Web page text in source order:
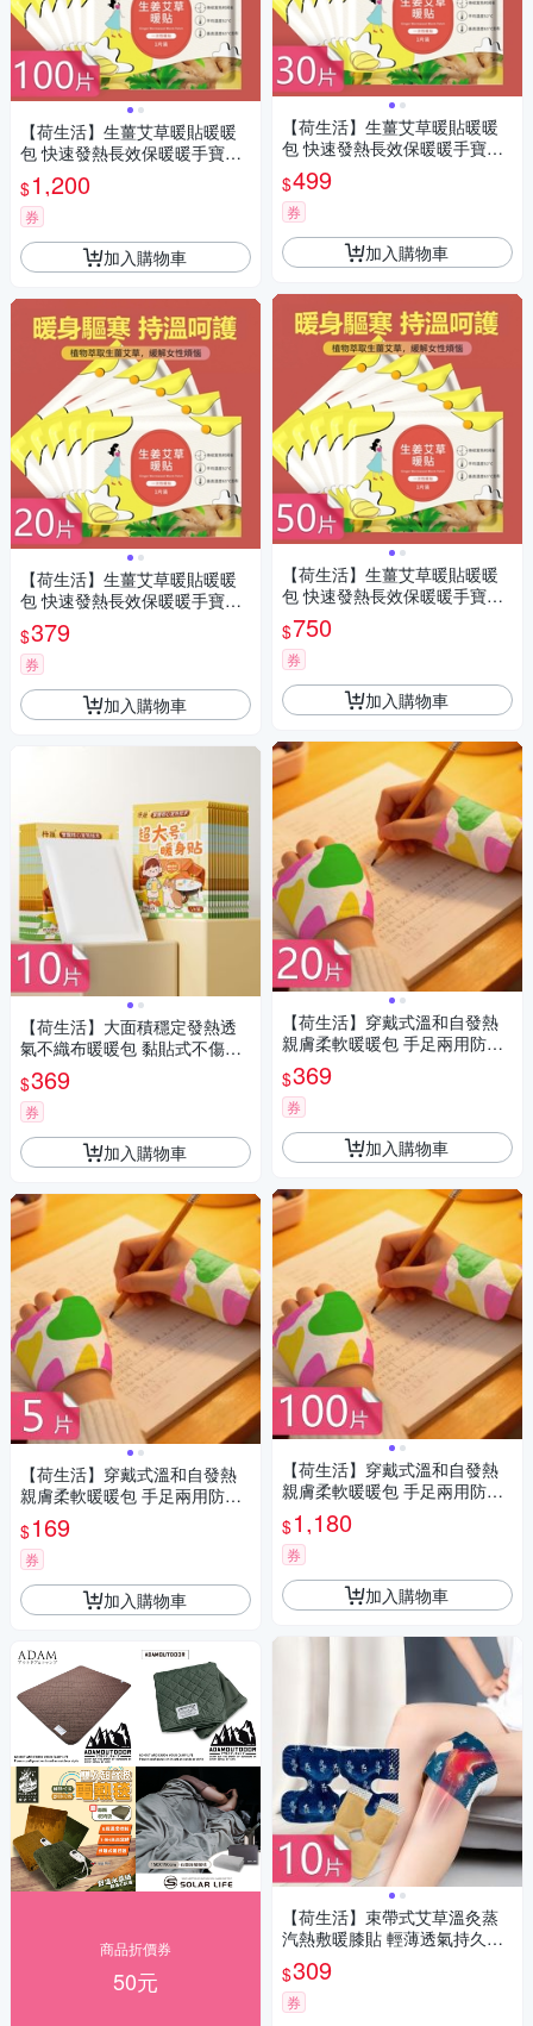
【荷生活】生薑艾草暖貼暖暖
包 快速發熱長效保暖暖手寶暖
宮貼-100片
$1,200
券
加入購物車
【荷生活】生薑艾草暖貼暖暖
包 快速發熱長效保暖暖手寶暖
宮貼-20片
$379
券
加入購物車
【荷生活】大面積穩定發熱透
氣不織布暖暖包 黏貼式不傷衣
快速升溫暖身貼-10片組
$369
券
加入購物車
【荷生活】穿戴式溫和自發熱
親膚柔軟暖暖包 手足兩用防寒
保暖便攜暖手貼-5片組
$169
券
加入購物車
商品折價券
50元
【荷生活】生薑艾草暖貼暖暖
包 快速發熱長效保暖暖手寶暖
宮貼-30片
$499
券
加入購物車
【荷生活】生薑艾草暖貼暖暖
包 快速發熱長效保暖暖手寶暖
宮貼-50片
$750
券
加入購物車
【荷生活】穿戴式溫和自發熱
親膚柔軟暖暖包 手足兩用防寒
保暖便攜暖手貼-20片組
$369
券
加入購物車
【荷生活】穿戴式溫和自發熱
親膚柔軟暖暖包 手足兩用防寒
保暖便攜暖手貼-100片組
$1,180
券
加入購物車
【荷生活】束帶式艾草溫灸蒸
汽熱敷暖膝貼 輕薄透氣持久恆
溫自發熱保暖貼-10片組
$309
券